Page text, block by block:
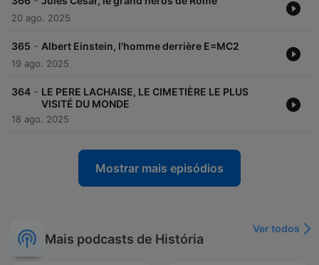
20 ago. 2025
365 - Albert Einstein, l'homme derrière E=MC2
19 ago. 2025
364 - LE PERE LACHAISE, LE CIMETIÈRE LE PLUS
VISITÉ DU MONDE
18 ago. 2025
Mostrar mais episódios
Mais podcasts de História
Ver todos